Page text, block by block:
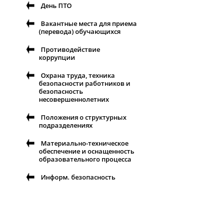
День ПТО
Вакантные места для приема
(перевода) обучающихся
Противодействие
коррупции
Охрана труда, техника
безопасности работников и
безопасность
несовершеннолетних
Положения о структурных
подразделениях
Материально-техническое
обеспечение и оснащенность
образовательного процесса
Информ. безопасность